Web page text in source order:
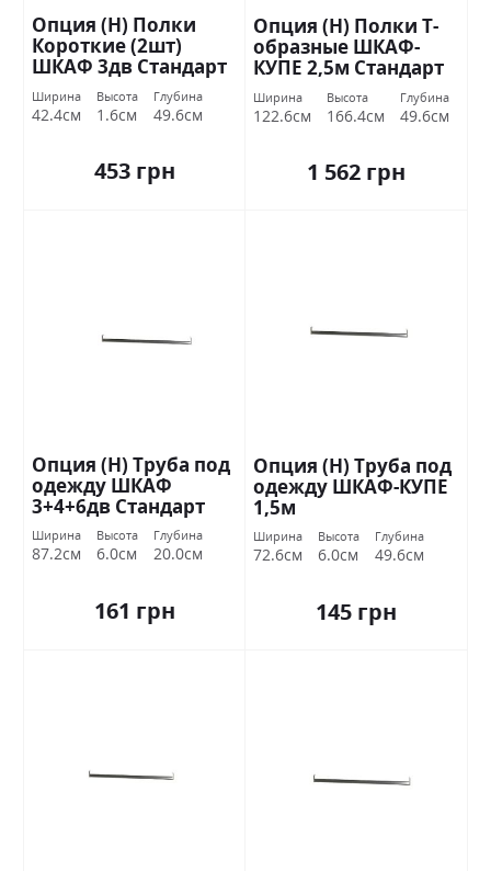
Опция (Н) Полки
Короткие (2шт)
ШКАФ 3дв Стандарт
Ширина
42.4см
Высота
1.6см
Глубина
49.6см
453 грн
Опция (Н) Полки Т-
образные ШКАФ-
КУПЕ 2,5м Стандарт
Ширина
122.6см
Высота
166.4см
Глубина
49.6см
1 562 грн
Опция (Н) Труба под
одежду ШКАФ
3+4+6дв Стандарт
Ширина
87.2см
Высота
6.0см
Глубина
20.0см
161 грн
Опция (Н) Труба под
одежду ШКАФ-КУПЕ
1,5м
Ширина
72.6см
Высота
6.0см
Глубина
49.6см
145 грн